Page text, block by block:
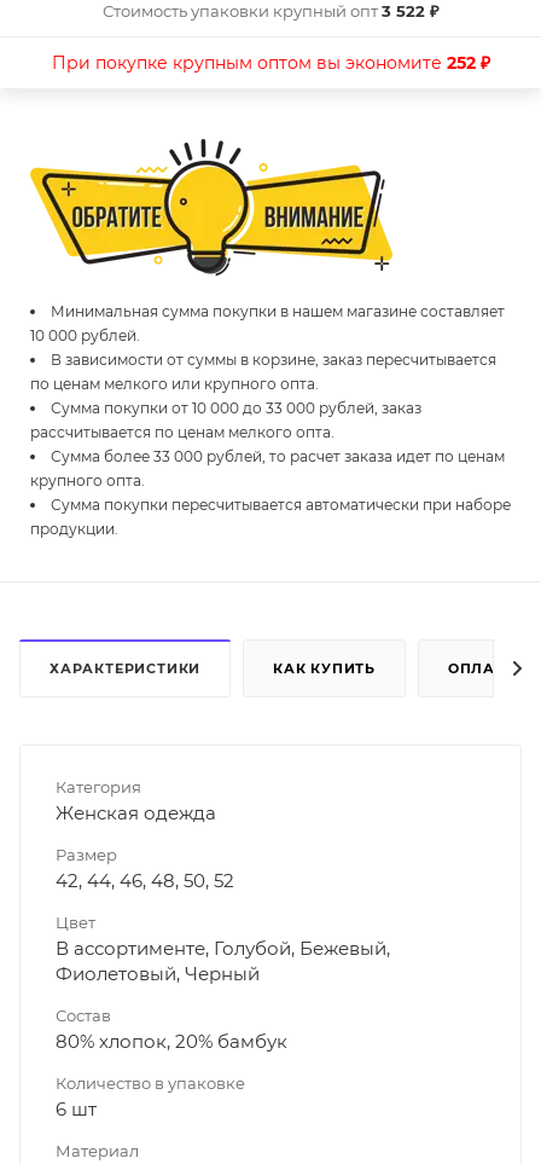
Стоимость упаковки крупный опт3 522 ₽
При покупке крупным оптом вы экономите 252 ₽
Минимальная сумма покупки в нашем магазине составляет
10 000 рублей.
В зависимости от суммы в корзине, заказ пересчитывается
по ценам мелкого или крупного опта.
Сумма покупки от 10 000 до 33 000 рублей, заказ
рассчитывается по ценам мелкого опта.
Сумма более 33 000 рублей, то расчет заказа идет по ценам
крупного опта.
Сумма покупки пересчитывается автоматически при наборе
продукции.
ХАРАКТЕРИСТИКИ КАК КУПИТЬ ОПЛАТА
Категория
Женская одежда
Размер
42, 44, 46, 48, 50, 52
Цвет
В ассортименте, Голубой, Бежевый,
Фиолетовый, Черный
Состав
80% хлопок, 20% бамбук
Количество в упаковке
6 шт
Материал